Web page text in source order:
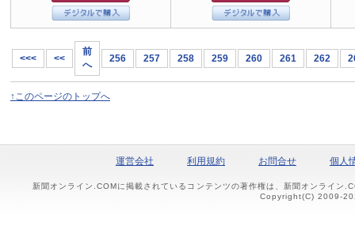
<<< <<
前
へ
256 257 258 259 260 261 262
↑このページのトップへ
運営会社 利用規約 お問合せ 個人
新聞オンライン.COMに掲載されているコンテンツの著作権は、新聞オンライン
Copyright(C) 2009-